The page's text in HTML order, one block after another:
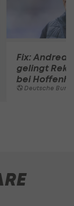
Fix:
gelingt
bei
Deutsche